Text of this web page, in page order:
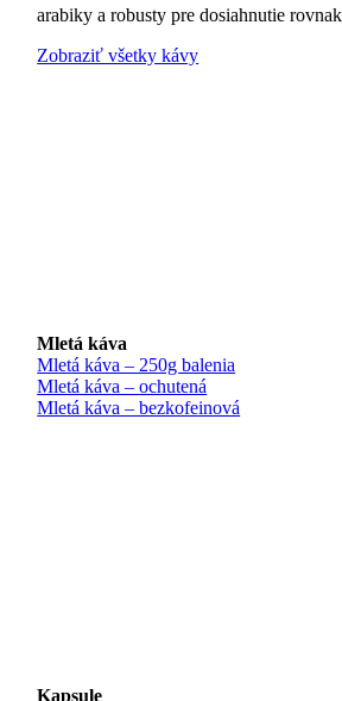
arabiky a robusty pre dosiahnutie
Zobraziť všetky kávy
Mletá káva
Mletá káva – 250g balenia
Mletá káva – ochutená
Mletá káva – bezkofeinová
Kapsule